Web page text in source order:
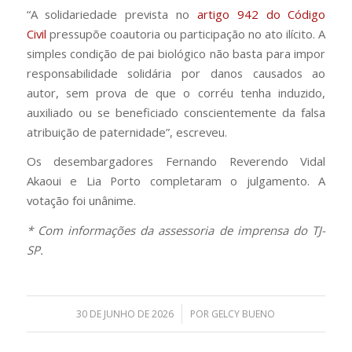
“A solidariedade prevista no artigo 942 do Código
Civil pressupõe coautoria ou participação no ato ilícito. A
simples condição de pai biológico não basta para impor
responsabilidade solidária por danos causados ao
autor, sem prova de que o corréu tenha induzido,
auxiliado ou se beneficiado conscientemente da falsa
atribuição de paternidade”, escreveu.
Os desembargadores Fernando Reverendo Vidal
Akaoui e Lia Porto completaram o julgamento. A
votação foi unânime.
* Com informações da assessoria de imprensa do TJ-
SP.
30 DE JUNHO DE 2026
/ POR GELCY BUENO